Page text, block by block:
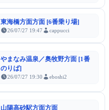
東海橋方面方面 [6番乗り場]
26/07/27 19:47 cappucci
やまなみ温泉／奥牧野方面 [1番
のりば]
26/07/27 19:30 eboshi2
山陽高砂駅方面方面